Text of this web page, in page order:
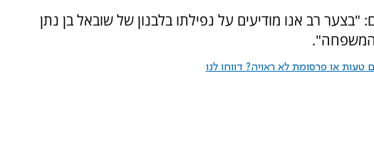
רב אנו מודיעים על נפילתו בלבנון של שובאל בן נתן
המשפחה".
טעות או פרסומת לא ראויה? דווחו לנו